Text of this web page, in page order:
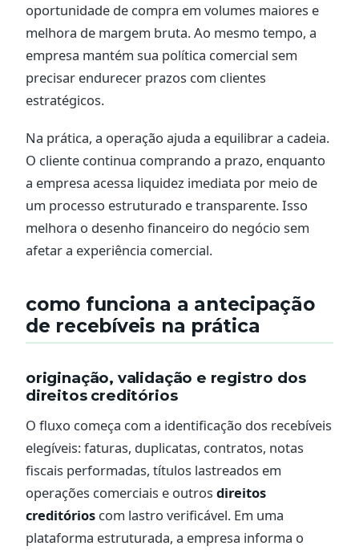
oportunidade de compra em volumes maiores e
melhora de margem bruta. Ao mesmo tempo, a
empresa mantém sua política comercial sem
precisar endurecer prazos com clientes
estratégicos.
Na prática, a operação ajuda a equilibrar a cadeia.
O cliente continua comprando a prazo, enquanto
a empresa acessa liquidez imediata por meio de
um processo estruturado e transparente. Isso
melhora o desenho financeiro do negócio sem
afetar a experiência comercial.
como funciona a antecipação
de recebíveis na prática
originação, validação e registro dos
direitos creditórios
O fluxo começa com a identificação dos recebíveis
elegíveis: faturas, duplicatas, contratos, notas
fiscais performadas, títulos lastreados em
operações comerciais e outros direitos
creditórios com lastro verificável. Em uma
plataforma estruturada, a empresa informa o